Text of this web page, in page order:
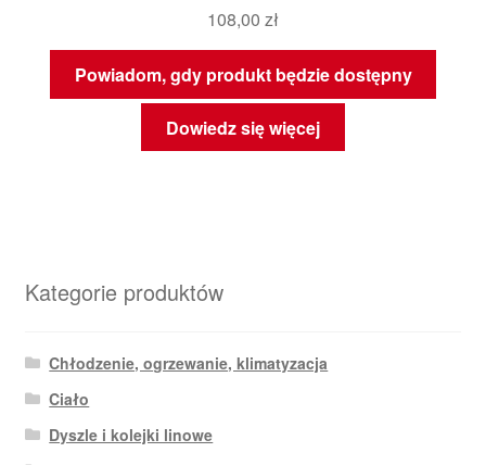
108,00 zł
Powiadom, gdy produkt będzie dostępny
Dowiedz się więcej
Kategorie produktów
Chłodzenie, ogrzewanie, klimatyzacja
Ciało
Dyszle i kolejki linowe